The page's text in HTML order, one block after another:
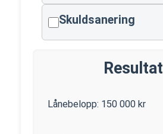
Skuldsanering
Resultat
Lånebelopp: 150 000 kr